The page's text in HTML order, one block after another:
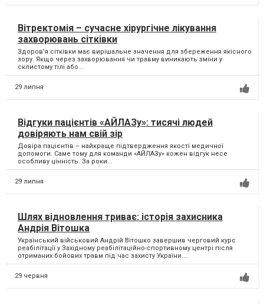
Вітректомія – сучасне хірургічне лікування
захворювань сітківки
Здоров’я сітківки має вирішальне значення для збереження якісного
зору. Якщо через захворювання чи травму виникають зміни у
склистому тілі або...
29 липня
Відгуки пацієнтів «АЙЛАЗу»: тисячі людей
довіряють нам свій зір
Довіра пацієнтів – найкраще підтвердження якості медичної
допомоги. Саме тому для команди «АЙЛАЗу» кожен відгук несе
особливу цінність. За роки...
29 липня
Шлях відновлення триває: історія захисника
Андрія Вітошка
Український військовий Андрій Вітошко завершив черговий курс
реабілітації у Західному реабілітаційно-спортивному центрі після
отриманих бойових травм під час захисту України....
29 червня